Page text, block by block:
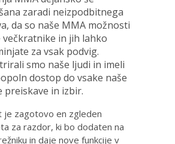
zaradi neizpodbitnega
da so naše MMA možnosti
večkratnike in jih lahko
za vsak podvig.
smo naše ljudi in imeli
dostop do vsake naše
preiskave in izbir.
je zagotovo en zgleden
za razdor, ki bo dodaten na
in daje nove funkcije v